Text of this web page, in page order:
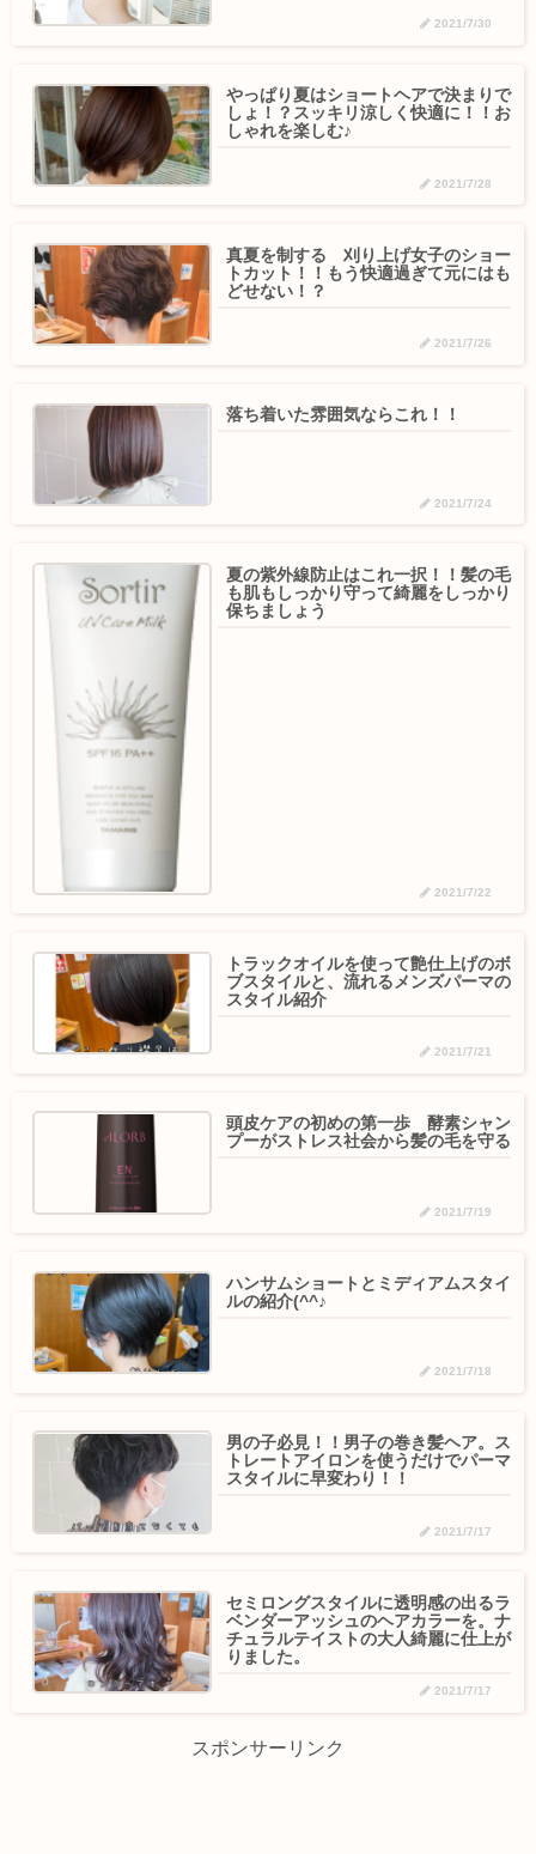
2021/7/30
やっぱり夏はショートヘアで決まりで
しょ！？スッキリ涼しく快適に！！お
しゃれを楽しむ♪
2021/7/28
真夏を制する 刈り上げ女子のショー
トカット！！もう快適過ぎて元にはも
どせない！？
2021/7/26
落ち着いた雰囲気ならこれ！！
2021/7/24
夏の紫外線防止はこれ一択！！髪の毛
も肌もしっかり守って綺麗をしっかり
保ちましょう
2021/7/22
トラックオイルを使って艶仕上げのボ
ブスタイルと、流れるメンズパーマの
スタイル紹介
2021/7/21
頭皮ケアの初めの第一歩 酵素シャン
プーがストレス社会から髪の毛を守る
2021/7/19
ハンサムショートとミディアムスタイ
ルの紹介(^^♪
2021/7/18
男の子必見！！男子の巻き髪ヘア。ス
トレートアイロンを使うだけでパーマ
スタイルに早変わり！！
2021/7/17
セミロングスタイルに透明感の出るラ
ベンダーアッシュのヘアカラーを。ナ
チュラルテイストの大人綺麗に仕上が
りました。
2021/7/17
スポンサーリンク